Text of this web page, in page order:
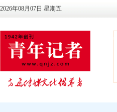
2026年08月07日 星期五